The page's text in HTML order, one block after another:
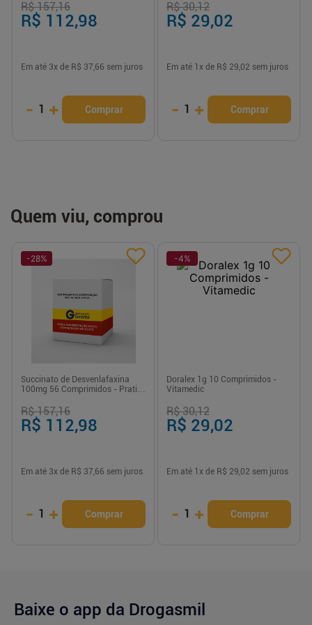
R$ 157,16
R$ 112,98
Em até 3x de R$ 37,66 sem juros
- 1 + Comprar
R$ 30,12
R$ 29,02
Em até 1 x de R$ 29,02 sem juros
- 1 + Comprar
Quem viu, comprou
-28%
Succinato de Desvenlafaxina
100mg 56 Comprimidos - Prati-
R$ 157,16
R$ 112,98
Em até 3x de R$ 37,66 sem juros
- 1 + Comprar
-4%
Doralex 1g 10 Comprimidos -
Vitamedic
R$ 30,12
R$ 29,02
Em até 1 x de R$ 29,02 sem juros
- 1 + Comprar
Baixe o app da Drogasmil